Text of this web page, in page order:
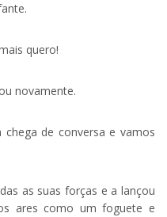
quero!
novamente.
chega de conversa e vamos
as suas forças e a lançou
ares como um foguete e